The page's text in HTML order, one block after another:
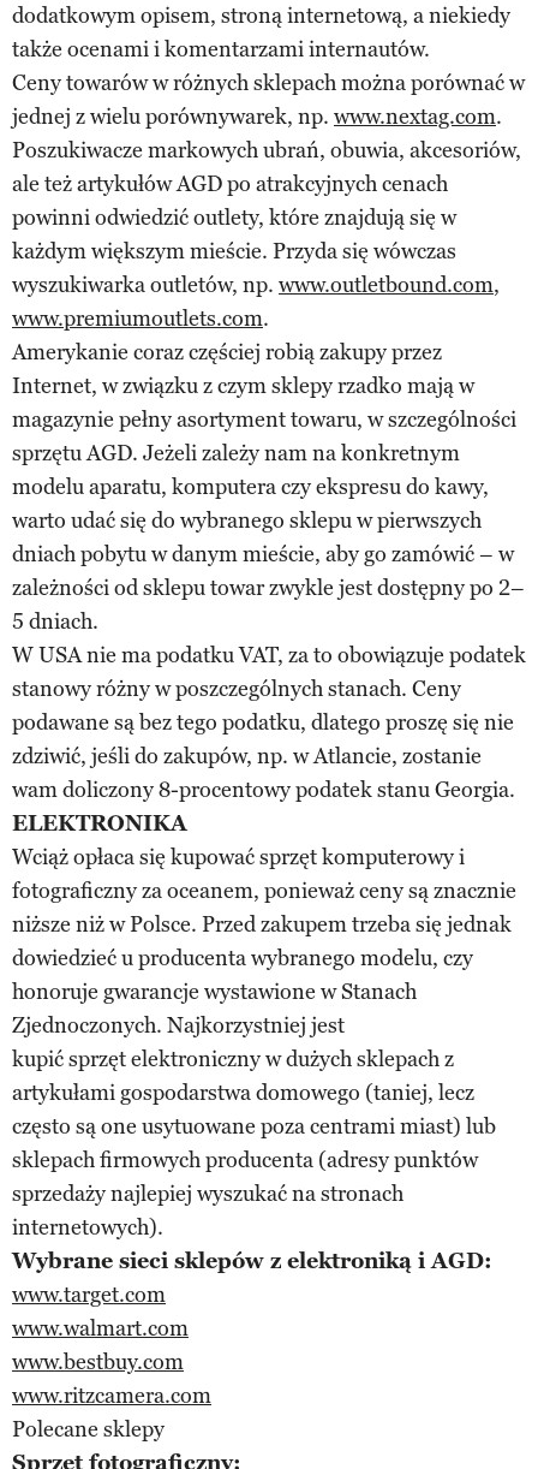
dodatkowym opisem, stroną internetową, a niekiedy
także ocenami i komentarzami internautów.
Ceny towarów w różnych sklepach można porównać w
jednej z wielu porównywarek, np. www.nextag.com.
Poszukiwacze markowych ubrań, obuwia, akcesoriów,
ale też artykułów AGD po atrakcyjnych cenach
powinni odwiedzić outlety, które znajdują się w
każdym większym mieście. Przyda się wówczas
wyszukiwarka outletów, np. www.outletbound.com,
www.premiumoutlets.com.
Amerykanie coraz częściej robią zakupy przez
Internet, w związku z czym sklepy rzadko mają w
magazynie pełny asortyment towaru, w szczególności
sprzętu AGD. Jeżeli zależy nam na konkretnym
modelu aparatu, komputera czy ekspresu do kawy,
warto udać się do wybranego sklepu w pierwszych
dniach pobytu w danym mieście, aby go zamówić – w
zależności od sklepu towar zwykle jest dostępny po 2–
5 dniach.
W USA nie ma podatku VAT, za to obowiązuje podatek
stanowy różny w poszczególnych stanach. Ceny
podawane są bez tego podatku, dlatego proszę się nie
zdziwić, jeśli do zakupów, np. w Atlancie, zostanie
wam doliczony 8-procentowy podatek stanu Georgia.
ELEKTRONIKA
Wciąż opłaca się kupować sprzęt komputerowy i
fotograficzny za oceanem, ponieważ ceny są znacznie
niższe niż w Polsce. Przed zakupem trzeba się jednak
dowiedzieć u producenta wybranego modelu, czy
honoruje gwarancje wystawione w Stanach
Zjednoczonych. Najkorzystniej jest
kupić sprzęt elektroniczny w dużych sklepach z
artykułami gospodarstwa domowego (taniej, lecz
często są one usytuowane poza centrami miast) lub
sklepach firmowych producenta (adresy punktów
sprzedaży najlepiej wyszukać na stronach
internetowych).
Wybrane sieci sklepów z elektroniką i AGD:
www.target.com
www.walmart.com
www.bestbuy.com
www.ritzcamera.com
Polecane sklepy
Sprzęt fotograficzny: